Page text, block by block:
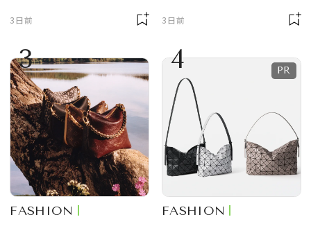
ーチ「はとっこ」を限
3日前
ーン型がスタイリング
3日前
3
FASHION
4
FASHION